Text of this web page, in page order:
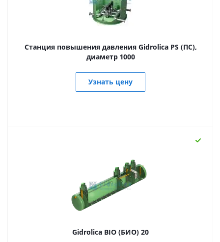
Станция повышения давления Gidrolica PS (ПС),
диаметр 1000
Узнать цену
Gidrolica BIO (БИО) 20